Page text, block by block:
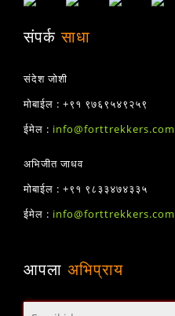
संपर्कसाधा
संदेश जोशी
मोबाईल : +९१ ९७६९५४९२५९
ईमेल : info@forttrekkers.com
अभिजीत जाधव
मोबाईल : +९१ ९८३३४७४३३५
ईमेल : info@forttrekkers.com
आपला अभिप्राय